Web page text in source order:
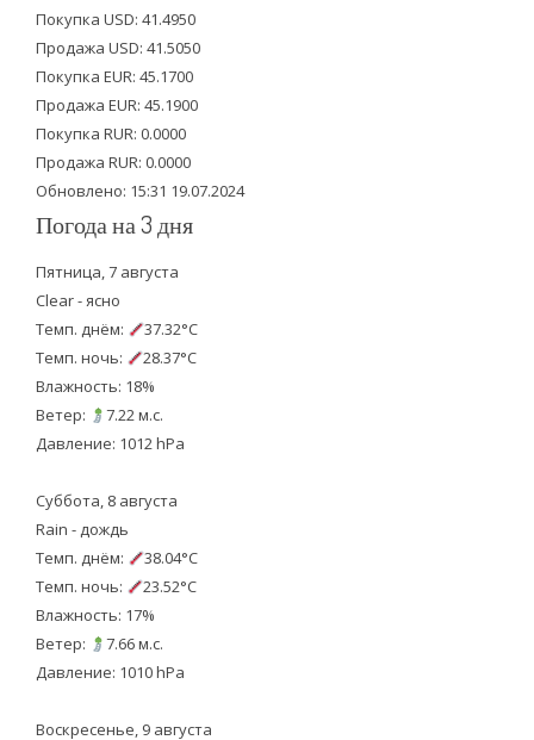
t
e
r
b
o
o
k
u
b
e
Покупка USD: 41.4950
Продажа USD: 41.5050
Покупка EUR: 45.1700
Продажа EUR: 45.1900
Покупка RUR: 0.0000
Продажа RUR: 0.0000
Обновлено: 15:31 19.07.2024
Погода на 3 дня
Пятница, 7 августа
Clear - ясно
Темп. днём:
37.32°C
Темп. ночь:
28.37°C
Влажность: 18%
Ветер:
7.22 м.с.
Давление: 1012 hPa
Суббота, 8 августа
Rain - дождь
Темп. днём:
38.04°C
Темп. ночь:
23.52°C
Влажность: 17%
Ветер:
7.66 м.с.
Давление: 1010 hPa
Воскресенье, 9 августа